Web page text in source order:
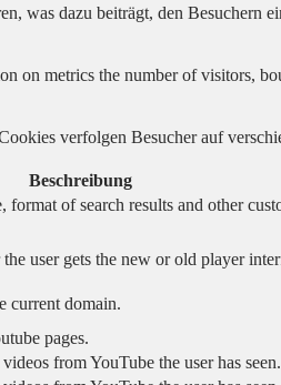
was dazu beiträgt, den Besuchern
on metrics the number of visitors,
verfolgen Besucher auf
Beschreibung
of search results and other
user gets the new or old player
current domain.
pages.
from YouTube the user has seen.